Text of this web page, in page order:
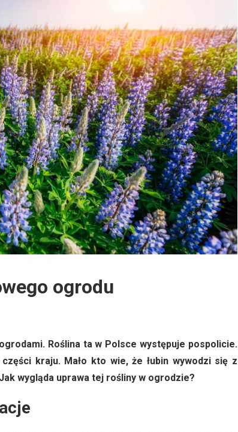
ogrodu
Roślina ta w Polsce występuje pospolicie.
kraju. Mało kto wie, że łubin wywodzi się z
wygląda uprawa tej rośliny w ogrodzie?